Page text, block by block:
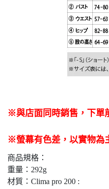
※與店面同時銷售 ， 下單
※螢幕有色差，以實物為
商品規格：
重量：292g
材質：Clima pro 200 :